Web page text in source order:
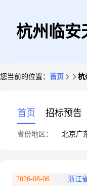
杭州临安
您当前的位置： 首页 杭
首页 招标预告
省份地区： 北京广
2026-08-06 浙江